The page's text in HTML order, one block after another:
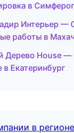
в
Интерьер —
работы в
Дерево House —
в Екатеринбург
в регионе